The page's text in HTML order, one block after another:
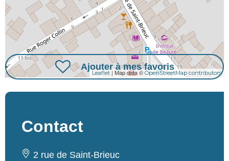
Leaflet| Map data © OpenStreetMap contributors
Ajouter à mes favoris
Contact
2 rue de Saint-Brieuc